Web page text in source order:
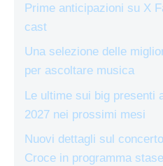
Prime anticipazioni su X
cast
Una selezione delle
per ascoltare musica
Le ultime sui big presenti
2027 nei prossimi mesi
Nuovi dettagli sul
Croce in programma